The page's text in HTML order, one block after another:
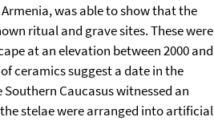
was able to show that the
ritual and grave sites. These were
at an elevation between 2000 and
ceramics suggest a date in the
Southern Caucasus witnessed an
stelae were arranged into artificial